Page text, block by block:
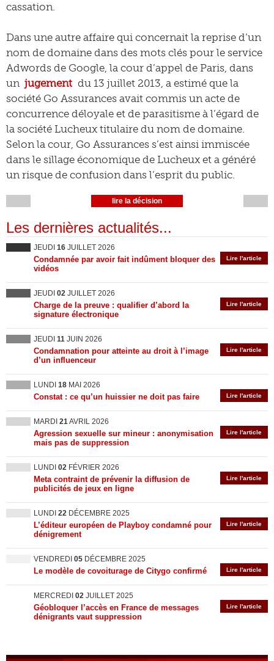
cassation.
Dans une autre affaire qui concernait la reprise d’un
nom de domaine dans des mots clés pour le service
Adwords de Google, la cour d’appel de Paris, dans
un jugement du 13 juillet 2013, a estimé que la
société Go Assurances avait commis un acte de
concurrence déloyale et de parasitisme à l’égard de
la société Lucheux titulaire du nom de domaine.
Selon la cour, Go Assurances s’est ainsi immiscée
dans le sillage économique de Lucheux et a généré
un risque de confusion dans l’esprit du public.
lire la décision
Les dernières actualités...
JEUDI 16 JUILLET 2026
Lire l'article
Condamnée par avoir fait indûment bloquer des
vidéos
JEUDI 02 JUILLET 2026
Lire l'article
Charge de la preuve : qualifier d’abord la
signature électronique
JEUDI 11 JUIN 2026
Lire l'article
Condamnation pour atteinte au droit à l’image
d’un influenceur
LUNDI 18 MAI 2026
Lire l'article
Constat : ce qu’un huissier ne doit pas faire
MARDI 21AVRIL 2026
Lire l'article
Agression sexuelle sur mineur : anonymisation
mais pas de suppression
LUNDI 02 FÉVRIER 2026
Lire l'article
Meta contraint de prévenir la diffusion de
publicités de jeux en ligne
LUNDI 22 DÉCEMBRE 2025
Lire l'article
L’éditeur européen de Playboy condamné pour
dénigrement
VENDREDI 05 DÉCEMBRE 2025
Lire l'article
Le modèle de covoiturage de Citygo confirmé
MERCREDI 02 JUILLET 2025
Lire l'article
Géobloquer l’accès en France de messages
dénigrants vaut suppression